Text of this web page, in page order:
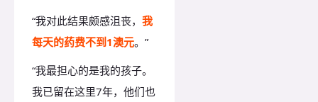
“我对此结果颇感沮丧， 我
每天的药费不到1澳元。”
“我最担心的是我的孩子。
我已留在这里7年，他们也